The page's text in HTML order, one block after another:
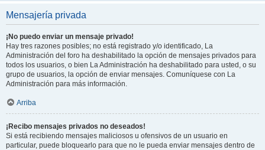
Mensajería privada
¡No puedo enviar un mensaje privado!
Hay tres razones posibles; no está registrado y/o identificado, La
Administración del foro ha deshabilitado la opción de mensajes privados para
todos los usuarios, o bien La Administración ha deshabilitado para usted, o su
grupo de usuarios, la opción de enviar mensajes. Comuníquese con La
Administración para más información.
Arriba
¡Recibo mensajes privados no deseados!
Si está recibiendo mensajes maliciosos u ofensivos de un usuario en
particular, puede bloquearlo para que no le pueda enviar mensajes dentro de